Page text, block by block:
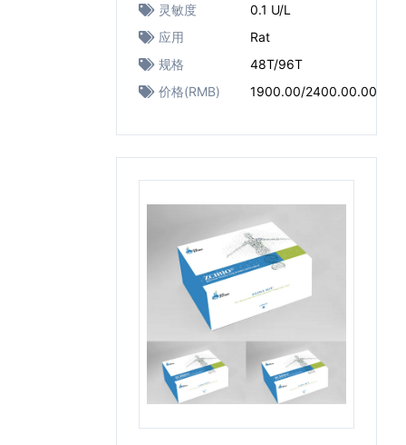
灵敏度
0.1 U/L
应用
Rat
规格
48T/96T
价格(RMB)
1900.00/2400.00.00